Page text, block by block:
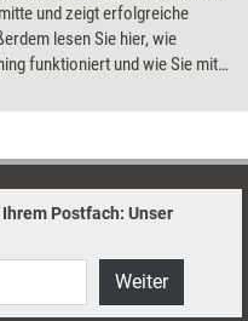
und zeigt erfolgreiche
lesen Sie hier, wie
funktioniert und wie Sie mit
Postfach: Unser
Weiter